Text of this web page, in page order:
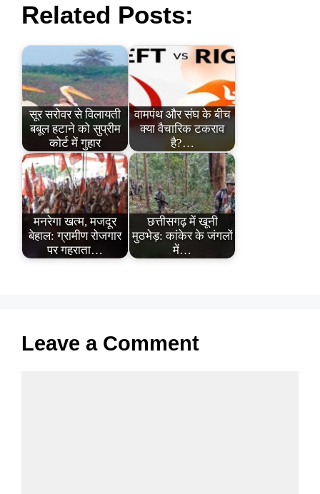
Related Posts:
सूर सरोवर से विलायती
बबूल हटाने को सुप्रीम
कोर्ट में गुहार
वामपंथ और संघ के बीच
क्या वैचारिक टकराव
है?…
मनरेगा खत्म, मजदूर
बेहाल: ग्रामीण रोजगार
पर गहराता…
छत्तीसगढ़ में खूनी
मुठभेड़: कांकेर के जंगलों
में…
Leave a Comment